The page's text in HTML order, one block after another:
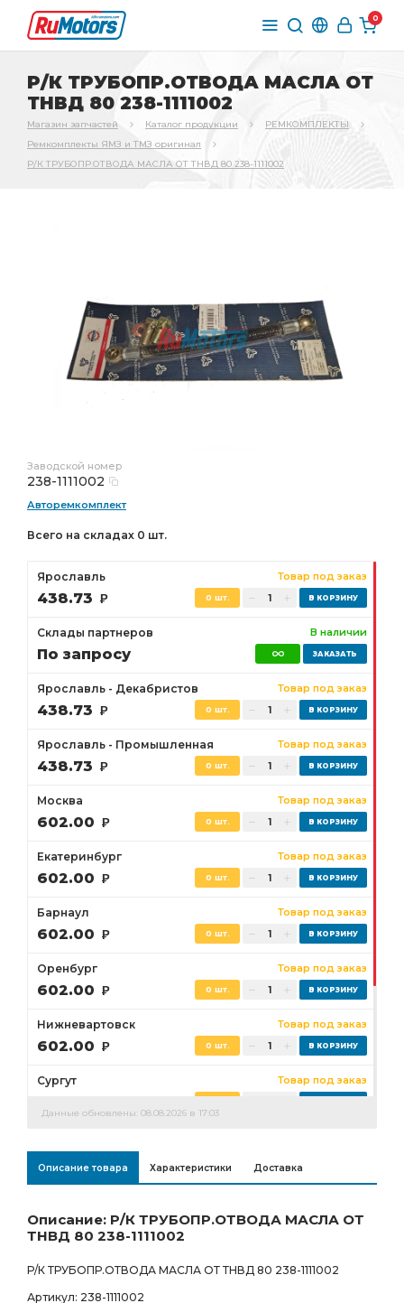
0
Р/К ТРУБОПР.ОТВОДА МАСЛА ОТ
ТНВД 80 238-1111002
Магазин запчастей Каталог продукции
РЕМКОМПЛЕКТЫ
Ремкомплекты ЯМЗ и ТМЗ оригинал
Р/К ТРУБОПР.ОТВОДА МАСЛА ОТ ТНВД 80 238-1111002
Заводской номер
238-1111002
Авторемкомплект
Всего на складах 0 шт.
Ярославль Товар под заказ
438.73 Р 0 шт.
Склады партнеров В наличии
По запросу
Ярославль - Декабристов Товар под заказ
438.73 Р 0 шт.
Ярославль - Промышленная Товар под заказ
438.73 Р 0 шт.
Москва Товар под заказ
602.00 Р 0 шт.
Екатеринбург Товар под заказ
602.00 Р 0 шт.
Барнаул Товар под заказ
602.00 Р 0 шт.
Оренбург Товар под заказ
602.00 Р 0 шт.
Нижневартовск Товар под заказ
602.00 Р 0 шт.
Сургут Товар под заказ
602.00 Р
Данные обновлены: 08.08.2026 в 17:03
Описание товара Характеристики Доставка
Описание: Р/К ТРУБОПР.ОТВОДА МАСЛА ОТ
ТНВД 80 238-1111002
Р/К ТРУБОПР.ОТВОДА МАСЛА ОТ ТНВД 80 238-1111002
Артикул: 238-1111002